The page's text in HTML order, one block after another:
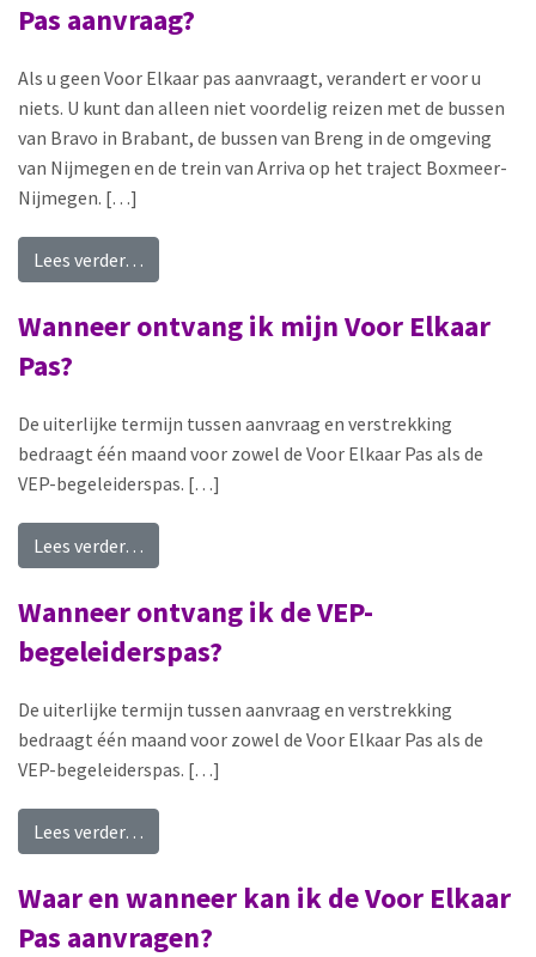
Pas aanvraag?
Als u geen Voor Elkaar pas aanvraagt, verandert er voor u
niets. U kunt dan alleen niet voordelig reizen met de bussen
van Bravo in Brabant, de bussen van Breng in de omgeving
van Nijmegen en de trein van Arriva op het traject Boxmeer-
Nijmegen. […]
Lees verder…
Wanneer ontvang ik mijn Voor Elkaar
Pas?
De uiterlijke termijn tussen aanvraag en verstrekking
bedraagt één maand voor zowel de Voor Elkaar Pas als de
VEP-begeleiderspas. […]
Lees verder…
Wanneer ontvang ik de VEP-
begeleiderspas?
De uiterlijke termijn tussen aanvraag en verstrekking
bedraagt één maand voor zowel de Voor Elkaar Pas als de
VEP-begeleiderspas. […]
Lees verder…
Waar en wanneer kan ik de Voor Elkaar
Pas aanvragen?